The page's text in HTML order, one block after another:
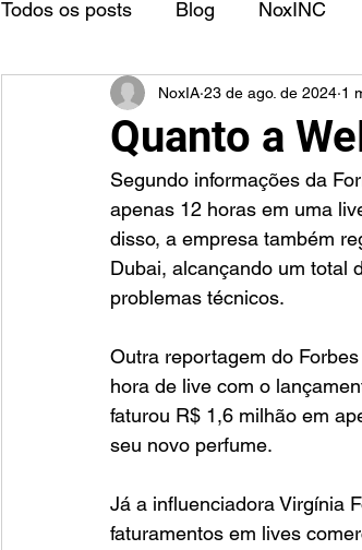
Todos os posts Blog NoxINC
Quanto a
NoxIA 23 de ago. de 2024 1
Segundo informações da
apenas 12 horas em uma
disso, a empresa também
Dubai, alcançando um total
problemas técnicos.
Outra reportagem do
hora de live com o
faturou R$ 1,6 milhão em
seu novo perfume.
Já a influenciadora Virgínia
faturamentos em lives